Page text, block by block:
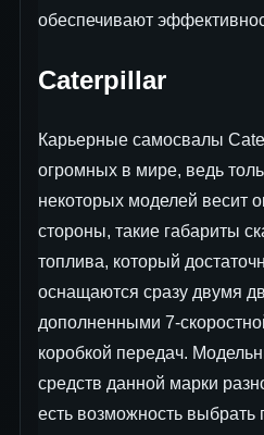
обеспечивают
Caterpillar
Карьерные самосвалы
огромных в мире, ведь
некоторых моделей весит
стороны, такие габариты
топлива, который
оснащаются сразу двумя
дополненными 7-
коробкой передач.
средств данной марки
есть возможность